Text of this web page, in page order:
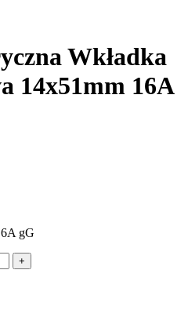
Wkładka
14x51mm 16A
gG
+